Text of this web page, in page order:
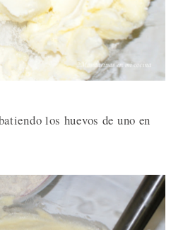
los huevos de uno en